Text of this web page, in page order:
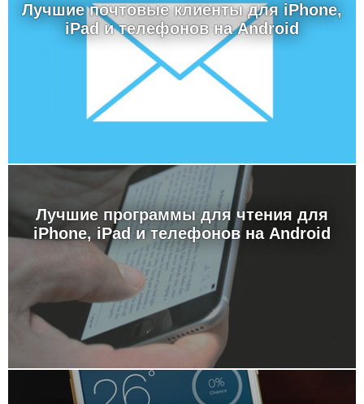
Лучшие почтовые клиенты для iPhone,
iPad и телефонов на Android
Лучшие программы для чтения для
iPhone, iPad и телефонов на Android